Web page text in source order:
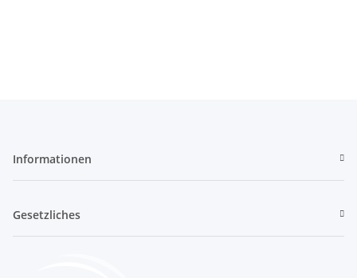
Informationen
Gesetzliches